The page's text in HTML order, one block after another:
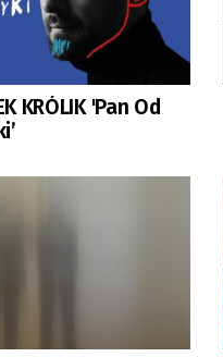
KRÓLIK 'Pan Od